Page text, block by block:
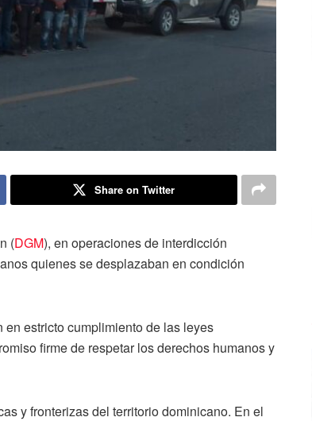
Share on Twitter
(DGM), en operaciones de interdicción
quienes se desplazaban en condición
estricto cumplimiento de las leyes
firme de respetar los derechos humanos y
y fronterizas del territorio dominicano. En el